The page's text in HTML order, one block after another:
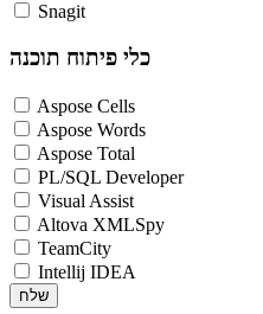
Snagit
כלי פיתוח תוכנה
Aspose Cells
Aspose Words
Aspose Total
PL/SQL Developer
Visual Assist
Altova XMLSpy
TeamCity
Intellij IDEA